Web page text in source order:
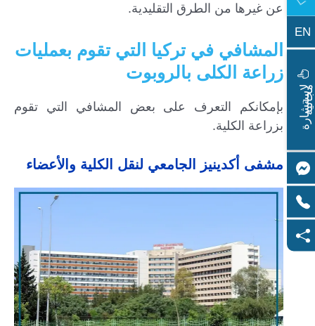
عن غيرها من الطرق التقليدية.
المشافي في تركيا التي تقوم بعمليات
زراعة الكلى بالروبوت
بإمكانكم التعرف على بعض المشافي التي تقوم
بزراعة الكلية.
مشفى أكدينيز الجامعي لنقل الكلية والأعضاء
EN
ل
ا
س
ت
ش
ا
ر
ة
م
ج
ا
ن
ي
ة